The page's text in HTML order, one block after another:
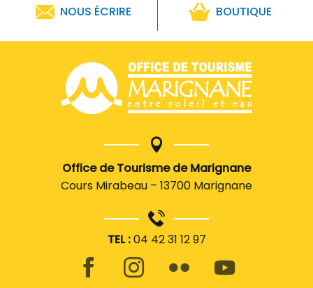
NOUS ÉCRIRE BOUTIQUE
Office de Tourisme de Marignane
Cours Mirabeau – 13700 Marignane
TEL :04 42 31 12 97